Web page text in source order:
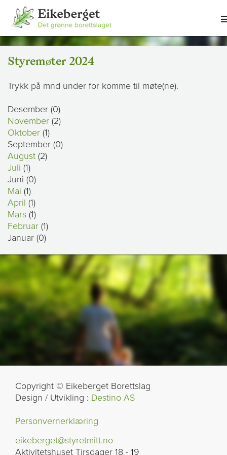
Styremøter 2024
Trykk på mnd under for komme til møte(ne).
Desember (0)
November (2)
Oktober (1)
September (0)
August (2)
Juli (1)
Juni (0)
Mai (1)
April (1)
Mars (1)
Februar (1)
Januar (0)
Copyright © Eikeberget Borettslag
Design / Utvikling : Destino AS
Personvernerklæring
eikeberget@styretmitt.no
Aktivitetshuset Tirsdager 18 - 19